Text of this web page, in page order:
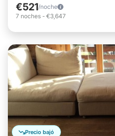
€521/noche
7 noches - €3,647
Precio bajó